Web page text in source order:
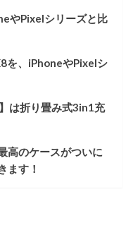
やPixelシリーズと比
を、iPhoneやPixelシ
は折り畳み式3in1充
高のケースがついに
ます！